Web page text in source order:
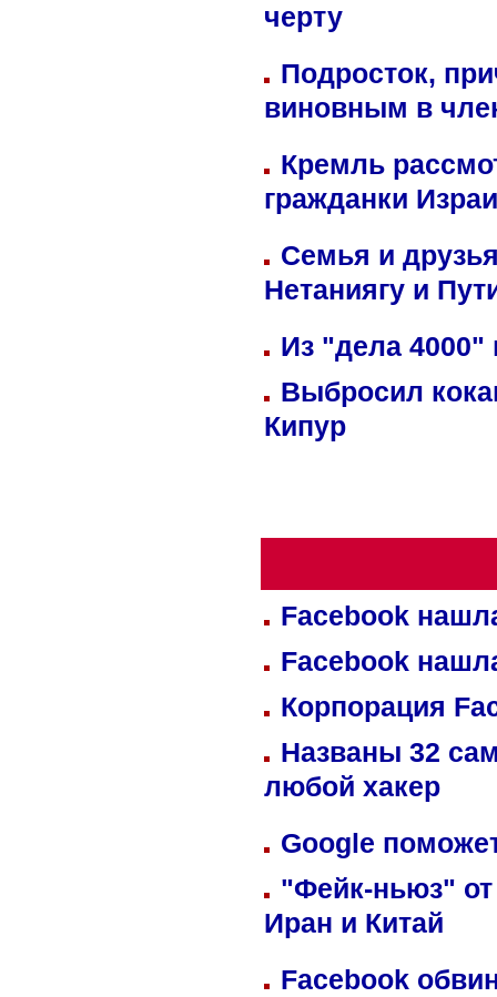
черту
Подросток,
виновным в
Кремль
гражданки
Семья и
Нетаниягу и
Из "дела 4000"
Выбросил
Кипур
Facebook
Facebook
Корпорация
Названы 32
любой хакер
Google
"Фейк-ньюз" от
Иран и Китай
Facebook